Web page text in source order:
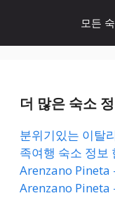
모든
더 많은 숙소
분위기있는 이탈
족여행 숙소 정보
Arenzano Pineta
Arenzano Pineta